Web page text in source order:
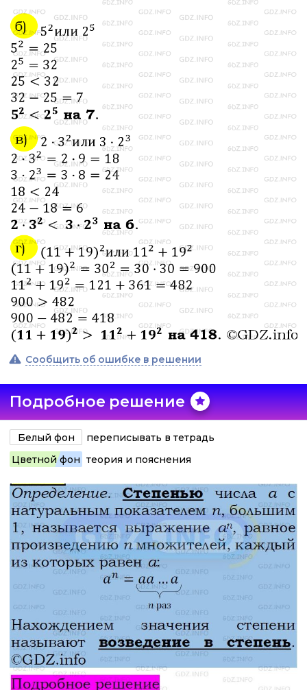
Сообщить об ошибке в решении
Подробное решение
Белый фон
переписывать в тетрадь
Цветной фон теория и пояснения